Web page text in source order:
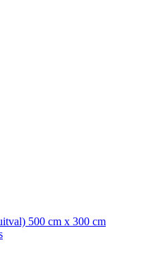
500 cm x 300 cm